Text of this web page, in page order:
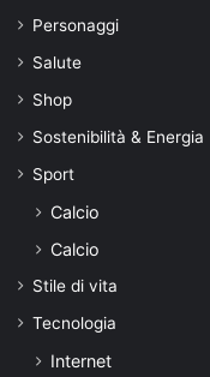
Personaggi
Salute
Shop
Sostenibilità & Energia
Sport
Calcio
Calcio
Stile di vita
Tecnologia
Internet